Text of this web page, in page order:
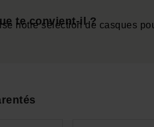
te convient-il ?
notre sélection de casques